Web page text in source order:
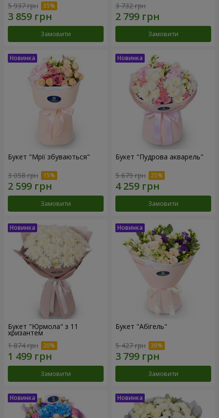
5 937 грн
Замовити
3 732 грн
Замовити
Букет "Мрії збуваються"
3 058 грн
Замовити
Букет "Пудрова акварель"
5 679 грн
Замовити
Букет "Юрмола" з 11
хризантем
1 874 грн
Замовити
Букет "Абігель"
5 427 грн
Замовити